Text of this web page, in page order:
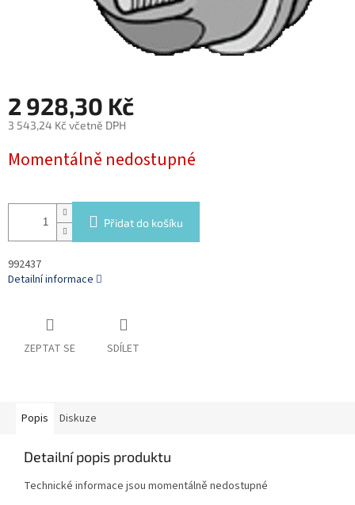
2 928,30 Kč
3 543,24 Kč včetně DPH
cena:
Momentálně nedostupné
Přidat do košíku
992437
Detailní informace
ZEPTAT SE SDÍLET
Popis Diskuze
Detailní popis produktu
Technické informace jsou momentálně nedostupné